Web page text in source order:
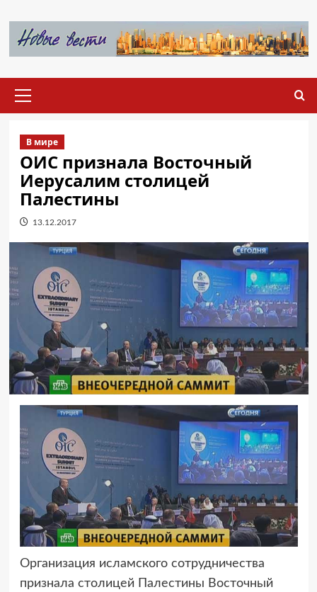
содержимому
меню
В мире
ОИС признала Восточный
Иерусалим столицей
Палестины
13.12.2017
Организация исламского сотрудничества
признала столицей Палестины Восточный